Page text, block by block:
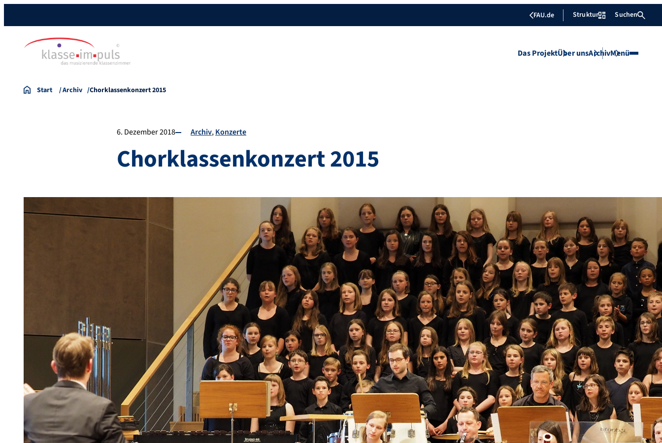
FAU.de Struktur Suchen
Das ProjektÜber unsArchivMenü
Start Archiv Chorklassenkonzert 2015
6. Dezember 2018 Archiv Konzerte
Chorklassenkonzert 2015